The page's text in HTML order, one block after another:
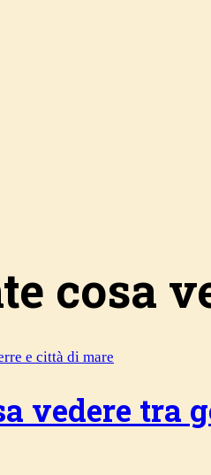
cosa
vedere tra